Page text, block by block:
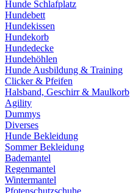
Hunde Schlafplatz
Hundebett
Hundekissen
Hundekorb
Hundedecke
Hundehöhlen
Hunde Ausbildung & Training
Clicker & Pfeifen
Halsband, Geschirr & Maulkorb
Agility
Dummys
Diverses
Hunde Bekleidung
Sommer Bekleidung
Bademantel
Regenmantel
Wintermantel
Pfotenschutzschuhe